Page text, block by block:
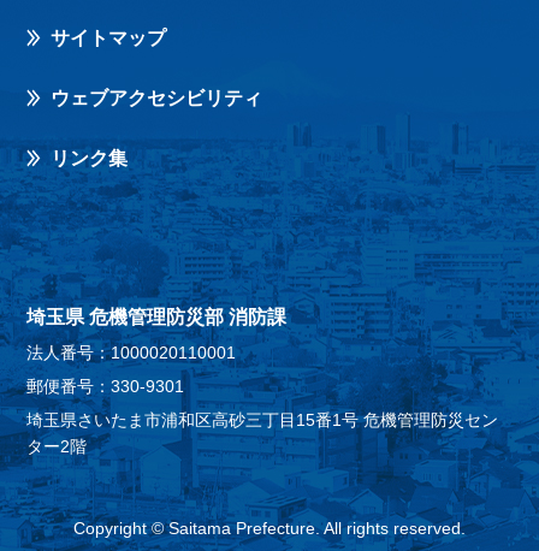
サイトマップ
ウェブアクセシビリティ
リンク集
埼玉県 危機管理防災部 消防課
法人番号：1000020110001
郵便番号：330-9301
埼玉県さいたま市浦和区高砂三丁目15番1号 危機管理防災セン
ター2階
Copyright © Saitama Prefecture. All rights reserved.